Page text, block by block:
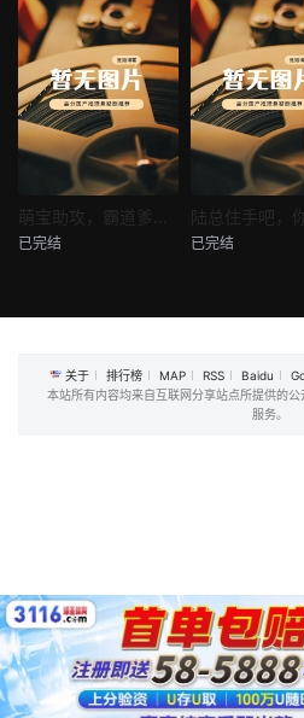
热播
已完结
热播
已完结
关于 排行榜 MAP RSS Baidu
本站所有内容均来自互联网分享站点所提供的
服务。